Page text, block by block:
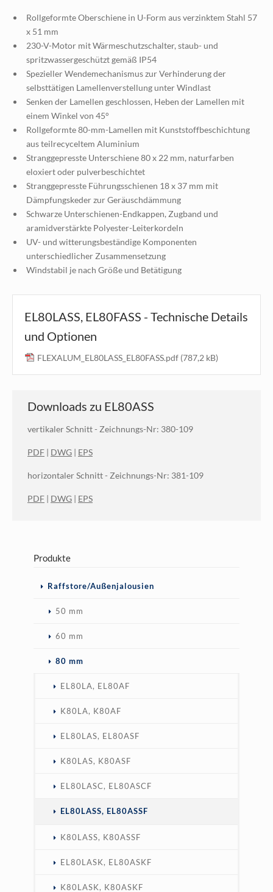
Rollgeformte Oberschiene in U-Form aus verzinktem Stahl 57
x 51 mm
230-V-Motor mit Wärmeschutzschalter, staub- und
spritzwassergeschützt gemäß IP54
Spezieller Wendemechanismus zur Verhinderung der
selbsttätigen Lamellenverstellung unter Windlast
Senken der Lamellen geschlossen, Heben der Lamellen mit
einem Winkel von 45°
Rollgeformte 80-mm-Lamellen mit Kunststoffbeschichtung
aus teilrecyceltem Aluminium
Stranggepresste Unterschiene 80 x 22 mm, naturfarben
eloxiert oder pulverbeschichtet
Stranggepresste Führungsschienen 18 x 37 mm mit
Dämpfungskeder zur Geräuschdämmung
Schwarze Unterschienen-Endkappen, Zugband und
aramidverstärkte Polyester-Leiterkordeln
UV- und witterungsbeständige Komponenten
unterschiedlicher Zusammensetzung
Windstabil je nach Größe und Betätigung
EL80LASS, EL80FASS - Technische Details
und Optionen
FLEXALUM_EL80LASS_EL80FASS.pdf (787,2 kB)
Downloads zu EL80ASS
vertikaler Schnitt - Zeichnungs-Nr: 380-109
PDF | DWG | EPS
horizontaler Schnitt - Zeichnungs-Nr: 381-109
PDF | DWG | EPS
Produkte
Navigation
Raffstore/Außenjalousien
50 mm
60 mm
80 mm
EL80LA, EL80AF
K80LA, K80AF
EL80LAS, EL80ASF
K80LAS, K80ASF
EL80LASC, EL80ASCF
EL80LASS, EL80ASSF
K80LASS, K80ASSF
EL80LASK, EL80ASKF
K80LASK, K80ASKF